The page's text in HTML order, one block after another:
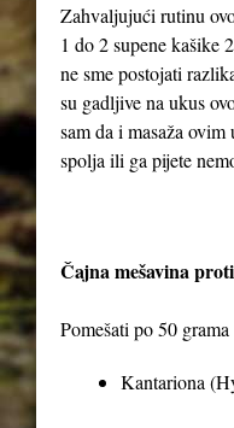
Zahvaljujući rutinu
1 do 2 supene kašike
ne sme postojati
su gadljive na ukus
sam da i masaža
spolja ili ga pijete
Čajna mešavina
Pomešati po 50 grama
Kantariona